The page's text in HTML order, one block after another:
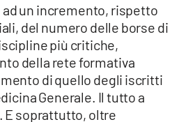
un incremento, rispetto
del numero delle borse di
più critiche,
della rete formativa
di quello degli iscritti
Generale. Il tutto a
E soprattutto, oltre